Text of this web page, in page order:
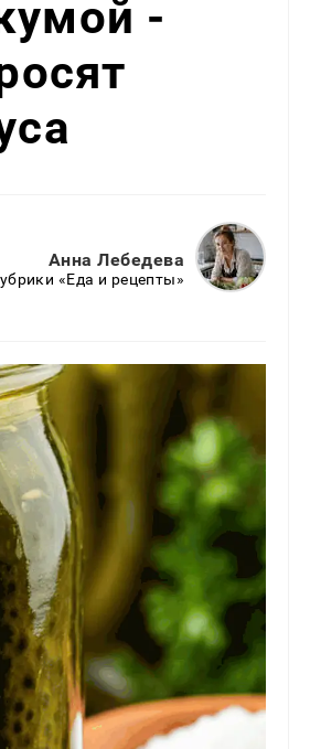
-
Анна Лебедева
«Еда и рецепты»